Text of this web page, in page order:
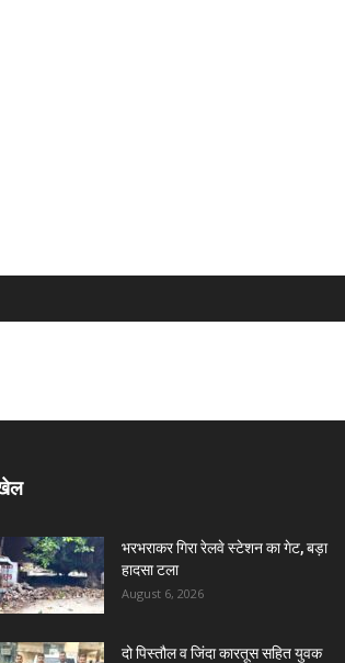
भरभराकर गिरा रेलवे स्टेशन का गेट, बड़ा
हादसा टला
August 6, 2026
दो पिस्तौल व जिंदा कारतूस सहित युवक